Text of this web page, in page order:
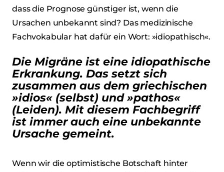
dass die Prognose günstiger ist, wenn die
Ursachen unbekannt sind? Das medizinische
Fachvokabular hat dafür ein Wort: »idiopathisch«.
Die Migräne ist eine idiopathische
Erkrankung. Das setzt sich
zusammen aus dem griechischen
»idios« (selbst) und »pathos«
(Leiden). Mit diesem Fachbegriff
ist immer auch eine unbekannte
Ursache gemeint.
Wenn wir die optimistische Botschaft hinter